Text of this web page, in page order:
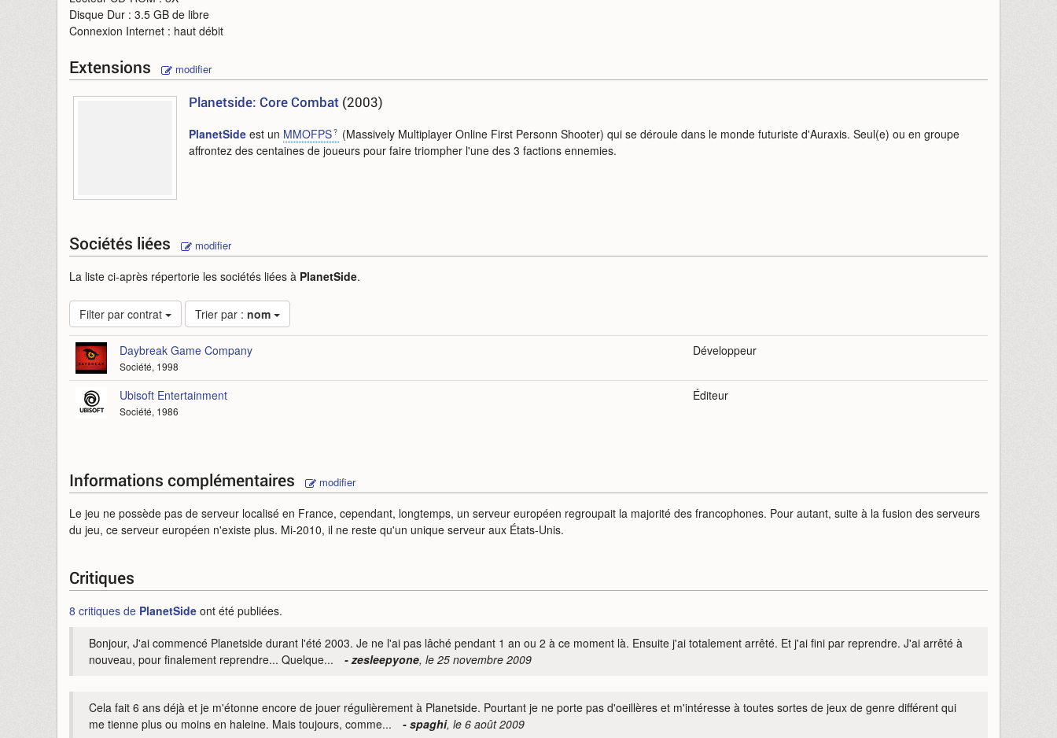
Disque Dur : 3.5 GB de libre
Connexion Internet : haut débit
Extensions modifier
Planetside: Core Combat (2003)
PlanetSide est un MMOFPS
(Massively Multiplayer Online First Personn Shooter) qui se déroule dans le monde futuriste d'Auraxis. Seul(e) ou en groupe
affrontez des centaines de joueurs pour faire triompher l'une des 3 factions ennemies.
Sociétés liées modifier
La liste ci-après répertorie les sociétés liées à PlanetSide.
Filter par contrat Trier par : nom
Daybreak Game Company
Société, 1998
Développeur
Ubisoft Entertainment
Société, 1986
Éditeur
Informations complémentaires modifier
Le jeu ne possède pas de serveur localisé en France, cependant, longtemps, un serveur européen regroupait la majorité des francophones. Pour autant, suite à la fusion des serveurs
du jeu, ce serveur européen n'existe plus. Mi-2010, il ne reste qu'un unique serveur aux États-Unis.
Critiques
8 critiques de PlanetSide ont été publiées.
Bonjour, J'ai commencé Planetside durant l'été 2003. Je ne l'ai pas lâché pendant 1 an ou 2 à ce moment là. Ensuite j'ai totalement arrêté. Et j'ai fini par reprendre. J'ai arrêté à
nouveau, pour finalement reprendre... Quelque...
- zesleepyone, le 25 novembre 2009
Cela fait 6 ans déjà et je m'étonne encore de jouer régulièrement à Planetside. Pourtant je ne porte pas d'oeillères et m'intéresse à toutes sortes de jeux de genre différent qui
me tienne plus ou moins en haleine. Mais toujours, comme...
- spaghi, le 6 août 2009